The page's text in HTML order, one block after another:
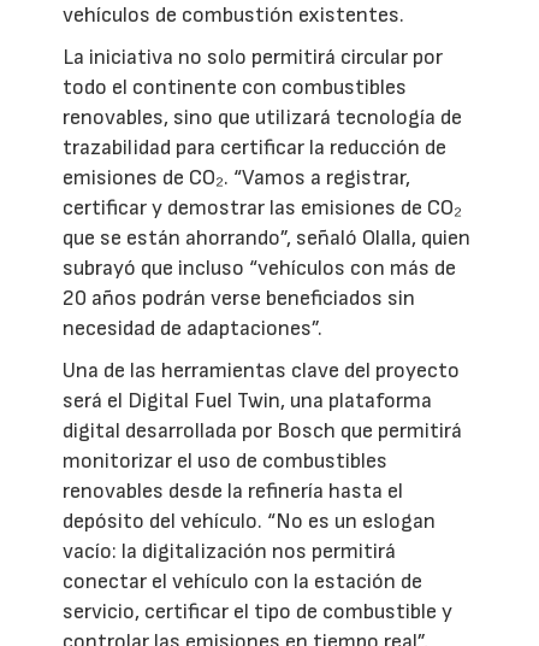
vehículos de combustión existentes.
La iniciativa no solo permitirá circular por
todo el continente con combustibles
renovables, sino que utilizará tecnología de
trazabilidad para certificar la reducción de
emisiones de CO₂. “Vamos a registrar,
certificar y demostrar las emisiones de CO₂
que se están ahorrando”, señaló Olalla, quien
subrayó que incluso “vehículos con más de
20 años podrán verse beneficiados sin
necesidad de adaptaciones”.
Una de las herramientas clave del proyecto
será el Digital Fuel Twin, una plataforma
digital desarrollada por Bosch que permitirá
monitorizar el uso de combustibles
renovables desde la refinería hasta el
depósito del vehículo. “No es un eslogan
vacío: la digitalización nos permitirá
conectar el vehículo con la estación de
servicio, certificar el tipo de combustible y